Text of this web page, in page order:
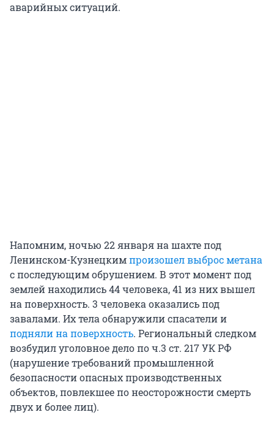
аварийных ситуаций.
Напомним, ночью 22 января на шахте под
Ленинском-Кузнецкимпроизошел выброс метана
с последующим обрушением. В этот момент под
землей находились 44 человека, 41 из них вышел
на поверхность. 3 человека оказались под
завалами. Их тела обнаружили спасатели и
подняли на поверхность. Региональный следком
возбудил уголовное дело по ч.3 ст. 217 УК РФ
(нарушение требований промышленной
безопасности опасных производственных
объектов, повлекшее по неосторожности смерть
двух и более лиц).